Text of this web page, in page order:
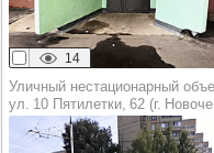
14
ул. 10 Пятилетки, 62 (г. Новочебоксарск)